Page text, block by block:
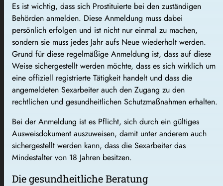
Es ist wichtig, dass sich Prostituierte bei den zuständigen
Behörden anmelden. Diese Anmeldung muss dabei
persönlich erfolgen und ist nicht nur einmal zu machen,
sondern sie muss jedes Jahr aufs Neue wiederholt werden.
Grund für diese regelmäßige Anmeldung ist, dass auf diese
Weise sichergestellt werden möchte, dass es sich wirklich um
eine offiziell registrierte Tätigkeit handelt und dass die
angemeldeten Sexarbeiter auch den Zugang zu den
rechtlichen und gesundheitlichen Schutzmaßnahmen erhalten.
Bei der Anmeldung ist es Pflicht, sich durch ein gültiges
Ausweisdokument auszuweisen, damit unter anderem auch
sichergestellt werden kann, dass die Sexarbeiter das
Mindestalter von 18 Jahren besitzen.
Die gesundheitliche Beratung